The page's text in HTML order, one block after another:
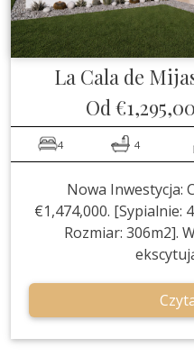
La Cala de
Od
4 4
Nowa Inwestycja:
€1,474,000. [Sypialnie:
Rozmiar: 306m2].